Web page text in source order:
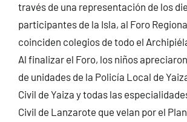
través de una representación de los
participantes de la Isla, al Foro
coinciden colegios de todo el
Al finalizar el Foro, los niños
de unidades de la Policía Local de
Civil de Yaiza y todas las
Civil de Lanzarote que velan por el